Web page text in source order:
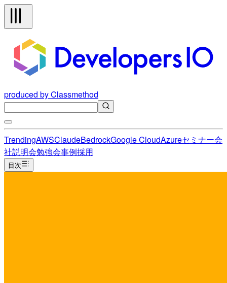
produced by Classmethod
TrendingAWSClaudeBedrockGoogle CloudAzureセミナー会
社説明会勉強会事例採用
目次